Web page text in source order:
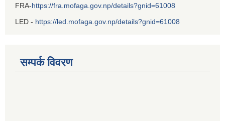
FRA-https://fra.mofaga.gov.np/details?gnid=61008
LED - https://led.mofaga.gov.np/details?gnid=61008
सम्पर्क विवरण